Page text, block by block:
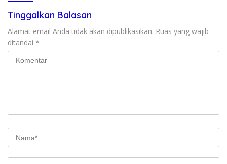
Tinggalkan Balasan
Alamat email Anda tidak akan dipublikasikan. Ruas yang wajib
ditandai *